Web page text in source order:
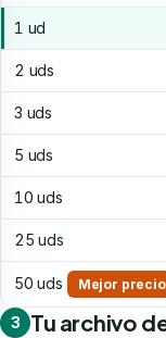
1 ud
2 uds
3 uds
5 uds
10 uds
25 uds
50 uds Mejor precio
3 Tu archivo